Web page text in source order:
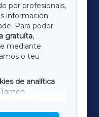
por profesionais,
información
Para poder
gratuíta,
mediante
o teu
de analítica